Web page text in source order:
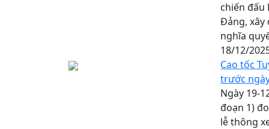
chiến đấu
Đảng, xây
nghĩa
18/12/
Cao tốc
trước
Ngày 19-
đoạn 1)
lễ thông